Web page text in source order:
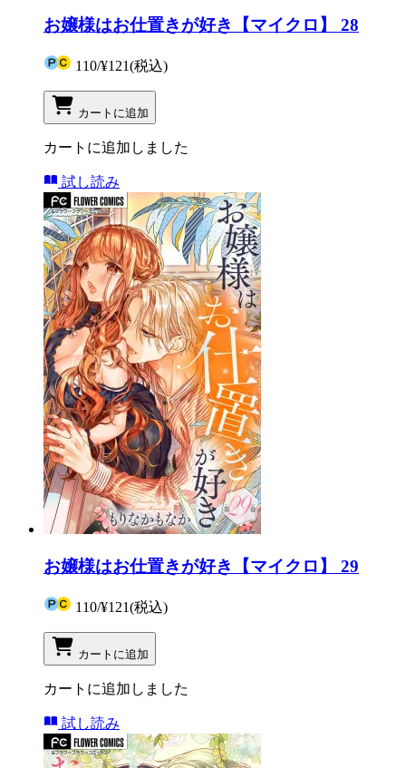
お嬢様はお仕置きが好き【マイクロ】 28
110/¥121(税込)
カートに追加
カートに追加しました
試し読み
お嬢様はお仕置きが好き【マイクロ】 29
110/¥121(税込)
カートに追加
カートに追加しました
試し読み